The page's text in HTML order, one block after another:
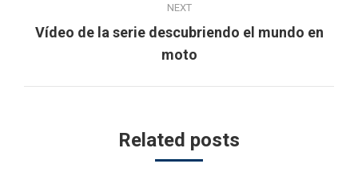
NEXT
Next
post:
Vídeo de la serie descubriendo el mundo en
moto
Related posts